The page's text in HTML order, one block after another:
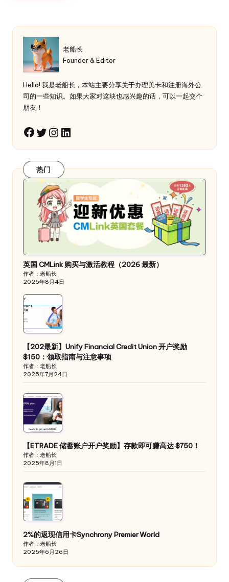
老船长
Founder & Editor
Hello! 我是老船长，本站主要分享关于办理美卡和注册海外公
司的一些知识。如果大家对这块也感兴趣的话，可以一起交个
朋友！
Facebook
Twitter
Instagram
LinkedIn
热门
英国 CMLink 购买与激活教程（2026 最新）
作者：老船长
2026年8月4日
【202最新】Unify Financial Credit Union 开户奖励
$150：领取指南与注意事项
作者：老船长
2025年7月24日
【ETRADE 储蓄账户开户奖励】存款即可赚高达 $750！
作者：老船长
2025年8月1日
2%的返现信用卡Synchrony Premier World
作者：老船长
2025年6月26日